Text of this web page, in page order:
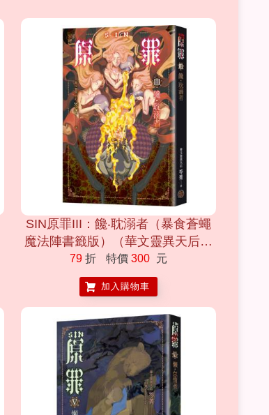
SIN原罪III：饞‧耽溺者（暴食蒼蠅
魔法陣書籤版）（華文靈異天后笭
菁全新系列、山米Sammixyz繪製
封面、原罪世界無盡誘惑開啟）
79 折 特價 300 元
加入購物車